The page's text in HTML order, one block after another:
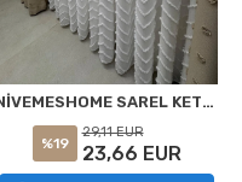
NİVEMESHOME SAREL KETEN 1/3 PİLELİ TÜL PERDE APM
%19
29,11 EUR
23,66 EUR